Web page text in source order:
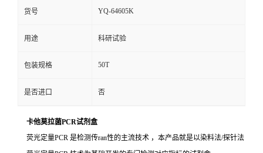
货号 YQ-64605K
用途 科研试验
包装规格 50T
是否进口 否
卡他莫拉菌PCR试剂盒
荧光定量PCR 是检测传ran性的主流技术 ，本产品就是以染料法/探针法